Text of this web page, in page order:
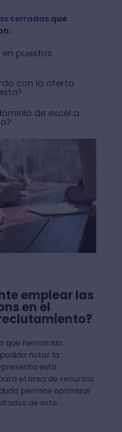
cerradasque
puestos
con la oferta
de excel a
emplear las
en el
que hemos ido
notar la
esta
el área de recursos
permite optimizar
de este